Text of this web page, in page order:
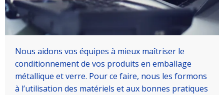
Nous aidons vos équipes à mieux maîtriser le
conditionnement de vos produits en emballage
métallique et verre. Pour ce faire, nous les formons
à l’utilisation des matériels et aux bonnes pratiques